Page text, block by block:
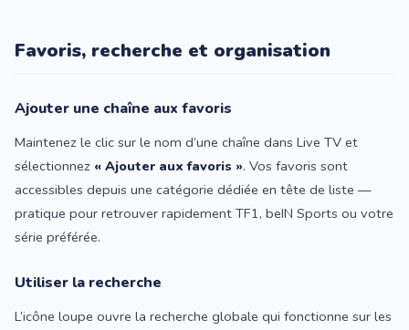
Favoris, recherche et organisation
Ajouter une chaîne aux favoris
Maintenez le clic sur le nom d’une chaîne dans Live TV et
sélectionnez « Ajouter aux favoris ». Vos favoris sont
accessibles depuis une catégorie dédiée en tête de liste —
pratique pour retrouver rapidement TF1, beIN Sports ou votre
série préférée.
Utiliser la recherche
L’icône loupe ouvre la recherche globale qui fonctionne sur les